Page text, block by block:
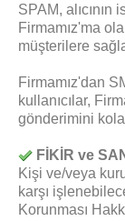
SPAM,
Firmamız'ma
müşterilere
Firmamız'dan
kullanıcılar,
gönderimini
FİKİR ve
Kişi ve/veya
karşı
Korunması